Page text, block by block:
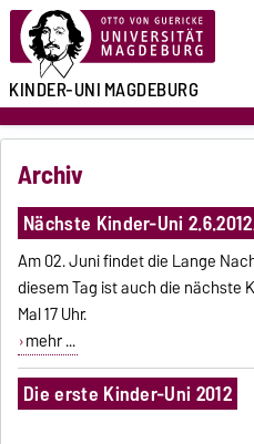
KINDER-UNIMAGDEBURG
Archiv
Nächste Kinder-Uni
Am 02. Juni findet die Lange
diesem Tag ist auch die nächste
Mal 17 Uhr.
mehr ...
Die erste Kinder-Uni 2012